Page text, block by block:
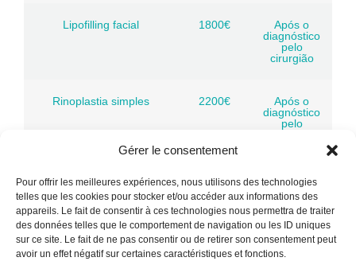
Gérer le consentement
Pour offrir les meilleures expériences, nous utilisons des technologies
telles que les cookies pour stocker et/ou accéder aux informations des
appareils. Le fait de consentir à ces technologies nous permettra de traiter
des données telles que le comportement de navigation ou les ID uniques
sur ce site. Le fait de ne pas consentir ou de retirer son consentement peut
avoir un effet négatif sur certaines caractéristiques et fonctions.
Lipofilling facial 1800€
Após o
diagnóstico
pelo
cirurgião
Rinoplastia simples 2200€
Após o
diagnóstico
pelo
Rinoplastia étnica 2400€
Após o
diagnóstico
pelo
cirurgião
Rinoplastia secundária 2600€
Após o